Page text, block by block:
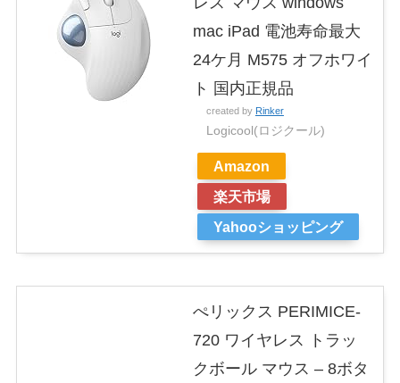
mac iPad 電池寿命最大
24ケ月 M575 オフホワイ
ト 国内正規品
created by Rinker
Logicool(ロジクール)
Amazon
楽天市場
Yahooショッピング
ぺリックス PERIMICE-
720 ワイヤレス トラッ
クボール マウス – 8ボタ